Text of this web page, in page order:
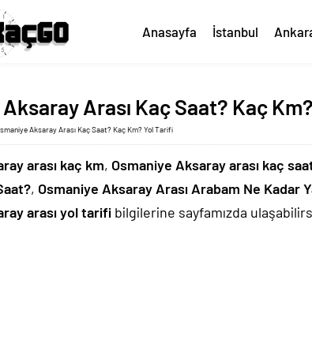
Anasayfa İstanbul
Arası Kaç Saat? Kaç
Aksaray Arası Kaç Saat? Kaç Km? Yol Tarifi
arası kaç km, Osmaniye Aksaray arası kaç
, Osmaniye Aksaray Arası Arabam Ne Kadar
arası yol tarifi bilgilerine sayfamızda